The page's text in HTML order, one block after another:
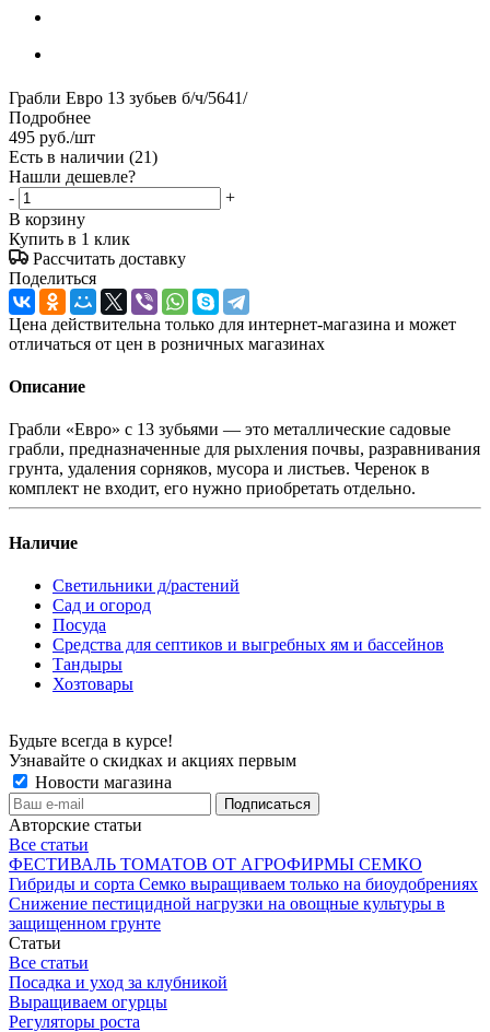
Грабли Евро 13 зубьев б/ч/5641/
Подробнее
495 руб./шт
Есть в наличии (21)
Нашли дешевле?
-
+
В корзину
Купить в 1 клик
Рассчитать доставку
Поделиться
Цена действительна только для интернет-магазина и может
отличаться от цен в розничных магазинах
Описание
Грабли «Евро» с 13 зубьями — это металлические садовые
грабли, предназначенные для рыхления почвы, разравнивания
грунта, удаления сорняков, мусора и листьев. Черенок в
комплект не входит, его нужно приобретать отдельно.
Наличие
Светильники д/растений
Сад и огород
Посуда
Средства для септиков и выгребных ям и бассейнов
Тандыры
Хозтовары
Будьте всегда в курсе!
Узнавайте о скидках и акциях первым
Новости магазина
Авторские статьи
Все статьи
ФЕСТИВАЛЬ ТОМАТОВ ОТ АГРОФИРМЫ СЕМКО
Гибриды и сорта Семко выращиваем только на биоудобрениях
Снижение пестицидной нагрузки на овощные культуры в
защищенном грунте
Статьи
Все статьи
Посадка и уход за клубникой
Выращиваем огурцы
Регуляторы роста